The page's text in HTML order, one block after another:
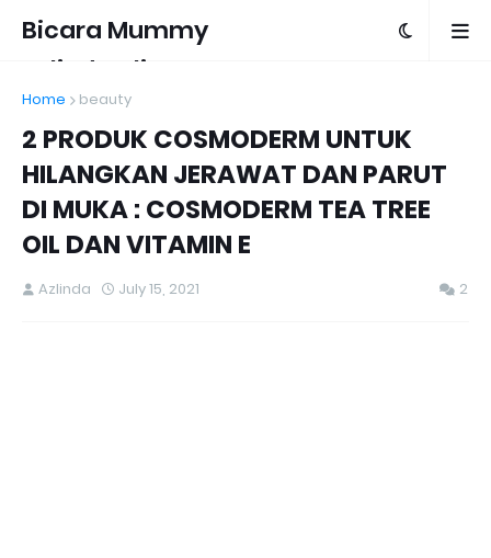
Bicara Mummy
Azlinda Alin
Home beauty
2 PRODUK COSMODERM UNTUK
HILANGKAN JERAWAT DAN PARUT
DI MUKA : COSMODERM TEA TREE
OIL DAN VITAMIN E
Azlinda July 15, 2021 2